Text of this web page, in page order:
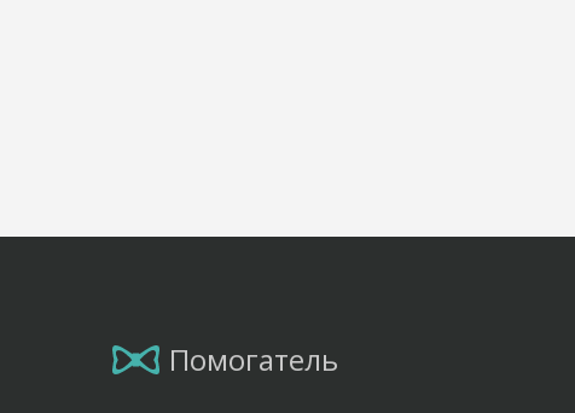
Помогатель